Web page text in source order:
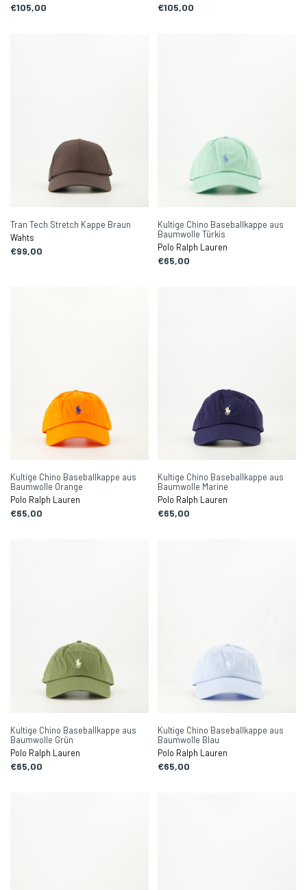
€105,00 €105,00
Tran Tech Stretch Kappe Braun
Wahts
€99,00
Kultige Chino Baseballkappe aus
Baumwolle Türkis
Polo Ralph Lauren
€65,00
Kultige Chino Baseballkappe aus
Baumwolle Orange
Polo Ralph Lauren
€65,00
Kultige Chino Baseballkappe aus
Baumwolle Marine
Polo Ralph Lauren
€65,00
Kultige Chino Baseballkappe aus
Baumwolle Grün
Polo Ralph Lauren
€65,00
Kultige Chino Baseballkappe aus
Baumwolle Blau
Polo Ralph Lauren
€65,00